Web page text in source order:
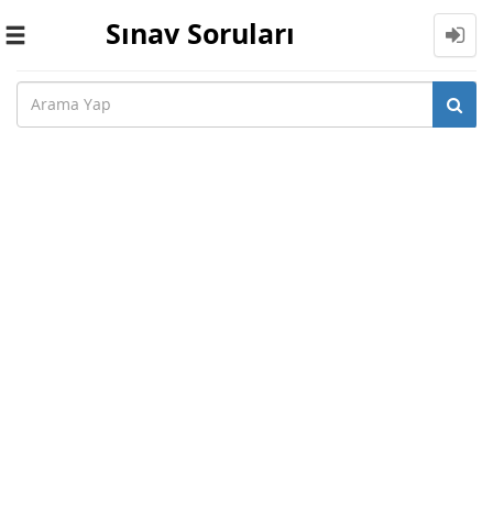
Toggle
Sınav Soruları